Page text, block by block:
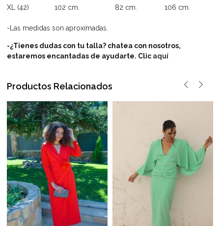
XL (42) 102 cm. 82 cm. 106 cm.
-Las medidas son aproximadas.
-¿Tienes dudas con tu talla? chatea con nosotros,
estaremos encantadas de ayudarte. Clic aquí
Productos Relacionados